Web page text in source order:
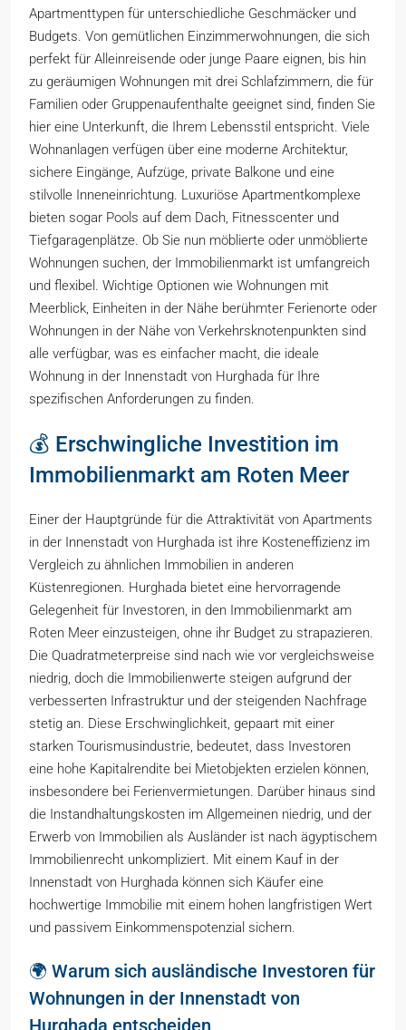
Apartmenttypen für unterschiedliche Geschmäcker und
Budgets. Von gemütlichen Einzimmerwohnungen, die sich
perfekt für Alleinreisende oder junge Paare eignen, bis hin
zu geräumigen Wohnungen mit drei Schlafzimmern, die für
Familien oder Gruppenaufenthalte geeignet sind, finden Sie
hier eine Unterkunft, die Ihrem Lebensstil entspricht. Viele
Wohnanlagen verfügen über eine moderne Architektur,
sichere Eingänge, Aufzüge, private Balkone und eine
stilvolle Inneneinrichtung. Luxuriöse Apartmentkomplexe
bieten sogar Pools auf dem Dach, Fitnesscenter und
Tiefgaragenplätze. Ob Sie nun möblierte oder unmöblierte
Wohnungen suchen, der Immobilienmarkt ist umfangreich
und flexibel. Wichtige Optionen wie Wohnungen mit
Meerblick, Einheiten in der Nähe berühmter Ferienorte oder
Wohnungen in der Nähe von Verkehrsknotenpunkten sind
alle verfügbar, was es einfacher macht, die ideale
Wohnung in der Innenstadt von Hurghada für Ihre
spezifischen Anforderungen zu finden.
💰 Erschwingliche Investition im
Immobilienmarkt am Roten Meer
Einer der Hauptgründe für die Attraktivität von Apartments
in der Innenstadt von Hurghada ist ihre Kosteneffizienz im
Vergleich zu ähnlichen Immobilien in anderen
Küstenregionen. Hurghada bietet eine hervorragende
Gelegenheit für Investoren, in den Immobilienmarkt am
Roten Meer einzusteigen, ohne ihr Budget zu strapazieren.
Die Quadratmeterpreise sind nach wie vor vergleichsweise
niedrig, doch die Immobilienwerte steigen aufgrund der
verbesserten Infrastruktur und der steigenden Nachfrage
stetig an. Diese Erschwinglichkeit, gepaart mit einer
starken Tourismusindustrie, bedeutet, dass Investoren
eine hohe Kapitalrendite bei Mietobjekten erzielen können,
insbesondere bei Ferienvermietungen. Darüber hinaus sind
die Instandhaltungskosten im Allgemeinen niedrig, und der
Erwerb von Immobilien als Ausländer ist nach ägyptischem
Immobilienrecht unkompliziert. Mit einem Kauf in der
Innenstadt von Hurghada können sich Käufer eine
hochwertige Immobilie mit einem hohen langfristigen Wert
und passivem Einkommenspotenzial sichern.
🌍 Warum sich ausländische Investoren für
Wohnungen in der Innenstadt von
Hurghada entscheiden